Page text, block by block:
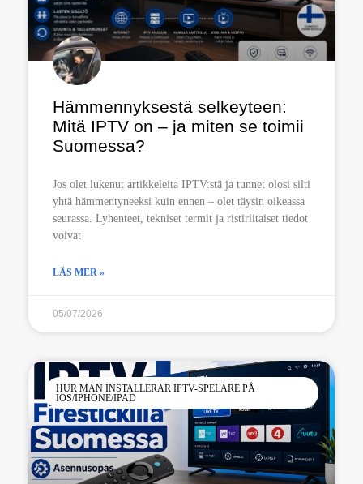
Hämmennyksestä selkeyteen:
Mitä IPTV on – ja miten se toimii
Suomessa?
Jos olet lukenut artikkeleita IPTV:stä ja tunnet olosi silti
yhtä hämmentyneeksi kuin ennen – olet täysin oikeassa
seurassa. Lyhenteet, tekniset termit ja ristiriitaiset tiedot
voivat
LÄS MER »
05/07/2026
HUR MAN INSTALLERAR IPTV-SPELARE PÅ
IOS/IPHONE/IPAD